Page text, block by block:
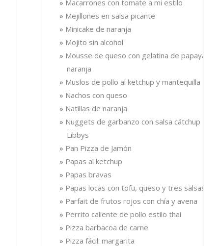
Macarrones con tomate a mi estilo
Mejillones en salsa picante
Minicake de naranja
Mojito sin alcohol
Mousse de queso con gelatina de papaya-
naranja
Muslos de pollo al ketchup y mantequilla
Nachos con queso
Natillas de naranja
Nuggets de garbanzo con salsa cátchup
Libbys
Pan Pizza de Jamón
Papas al ketchup
Papas bravas
Papas locas con tofu, queso y tres salsas
Parfait de frutos rojos con chía y avena
Perrito caliente de pollo estilo thai
Pizza barbacoa de carne
Pizza fácil: margarita